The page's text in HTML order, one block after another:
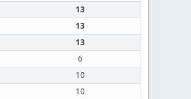
13
13
13
6
10
10